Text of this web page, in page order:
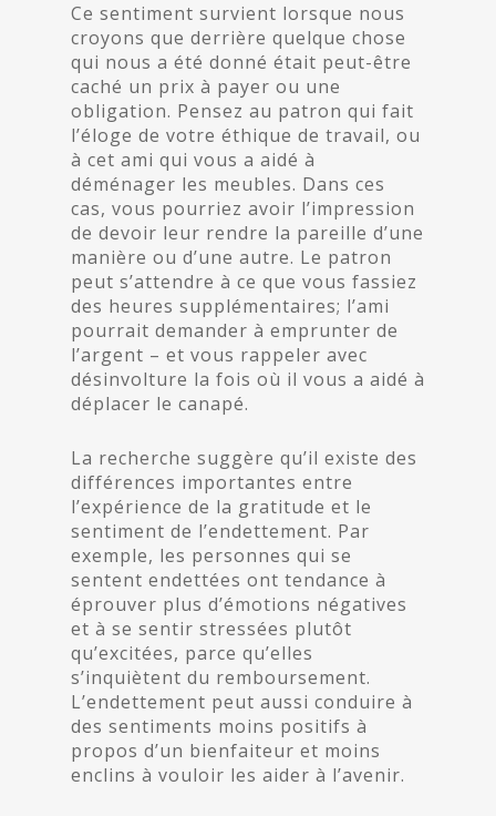
Ce sentiment survient lorsque nous
croyons que derrière quelque chose
qui nous a été donné était peut-être
caché un prix à payer ou une
obligation. Pensez au patron qui fait
l’éloge de votre éthique de travail, ou
à cet ami qui vous a aidé à
déménager les meubles. Dans ces
cas, vous pourriez avoir l’impression
de devoir leur rendre la pareille d’une
manière ou d’une autre. Le patron
peut s’attendre à ce que vous fassiez
des heures supplémentaires; l’ami
pourrait demander à emprunter de
l’argent – et vous rappeler avec
désinvolture la fois où il vous a aidé à
déplacer le canapé.
La recherche suggère qu’il existe des
différences importantes entre
l’expérience de la gratitude et le
sentiment de l’endettement. Par
exemple, les personnes qui se
sentent endettées ont tendance à
éprouver plus d’émotions négatives
et à se sentir stressées plutôt
qu’excitées, parce qu’elles
s’inquiètent du remboursement.
L’endettement peut aussi conduire à
des sentiments moins positifs à
propos d’un bienfaiteur et moins
enclins à vouloir les aider à l’avenir.